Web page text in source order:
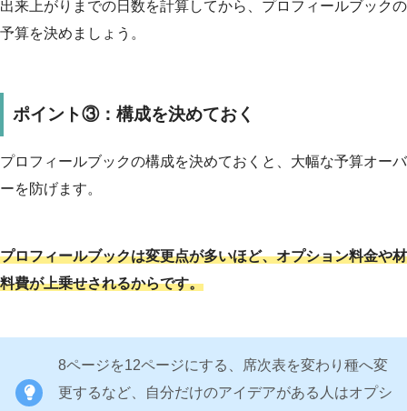
出来上がりまでの日数を計算してから、プロフィールブックの
予算を決めましょう。
ポイント③：構成を決めておく
プロフィールブックの構成を決めておくと、大幅な予算オーバ
ーを防げます。
プロフィールブックは変更点が多いほど、オプション料金や材
料費が上乗せされるからです。
8ページを12ページにする、席次表を変わり種へ変
更するなど、自分だけのアイデアがある人はオプシ